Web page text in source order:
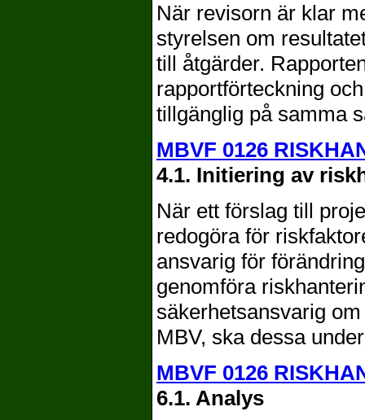
När revisorn är klar
styrelsen om
till åtgärder.
rapportförteckning
tillgänglig på samma
MBVF 0126
4.1. Initiering av
När ett förslag till
redogöra för
ansvarig för
genomföra
säkerhetsansvarig
MBV, ska dessa
MBVF 0126
6.1. Analys